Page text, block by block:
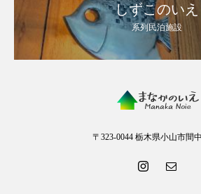
しずこのいえ
系列民泊施設
〒323-0044 栃木県小山市間